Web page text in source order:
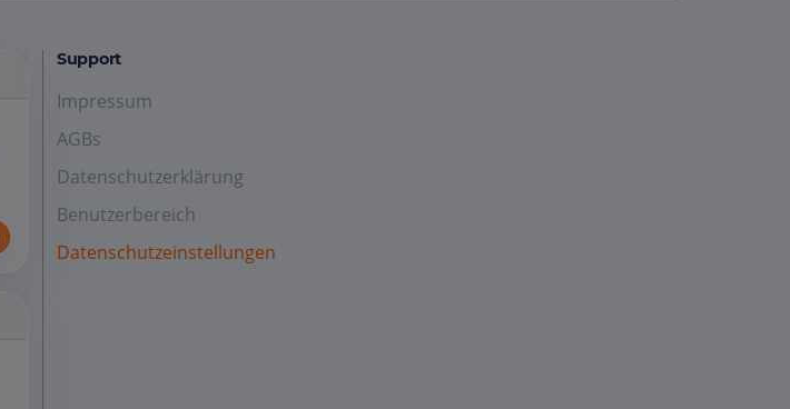
Support
Impressum
AGBs
Datenschutzerklärung
Benutzerbereich
Datenschutzeinstellungen